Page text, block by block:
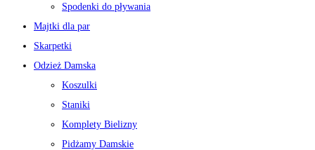
Spodenki do pływania
Majtki dla par
Skarpetki
Odzież Damska
Koszulki
Staniki
Komplety Bielizny
Pidżamy Damskie